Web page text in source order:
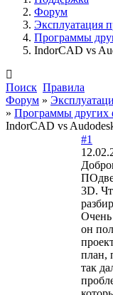
Форум
Эксплуатация
Программы
IndorCAD vs
Поиск Правила
Форум »
» Программы других
IndorCAD vs
#1
3D.
он
план,
так